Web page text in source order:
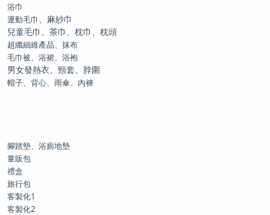
浴巾
運動毛巾
、麻紗巾
兒童毛巾、茶巾、枕巾、枕頭
超纖細維產品、抹布
毛巾被、浴裙、浴袍
男女發熱衣、頸套、脖圍
帽子、背心、雨傘、內褲
腳踏墊、浴廁地墊
量販包
禮盒
旅行包
客製化1
客製化2